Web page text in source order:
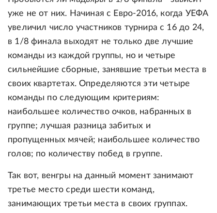
уже не от них. Начиная с Евро-2016, когда УЕФА
увеличил число участников турнира с 16 до 24,
в 1/8 финала выходят не только две лучшие
команды из каждой группы, но и четыре
сильнейшие сборные, занявшие третьи места в
своих квартетах. Определяются эти четыре
команды по следующим критериям:
наибольшее количество очков, набранных в
группе; лучшая разница забитых и
пропущенных мячей; наибольшее количество
голов; по количеству побед в группе.
Так вот, венгры на данный момент занимают
третье место среди шести команд,
занимающих третьи места в своих группах.